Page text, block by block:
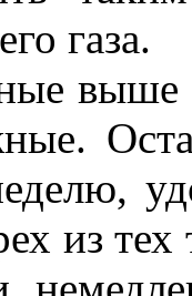
газа.
выше
из тех